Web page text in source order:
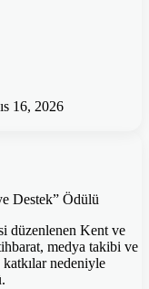
16, 2026
Destek” Ödülü
düzenlenen Kent ve
medya takibi ve
katkılar nedeniyle